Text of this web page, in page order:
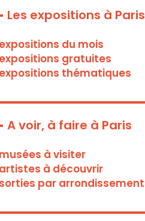
Les expositions à Paris
du mois
gratuites
thématiques
A voir, à faire à Paris
à visiter
à découvrir
par arrondissement